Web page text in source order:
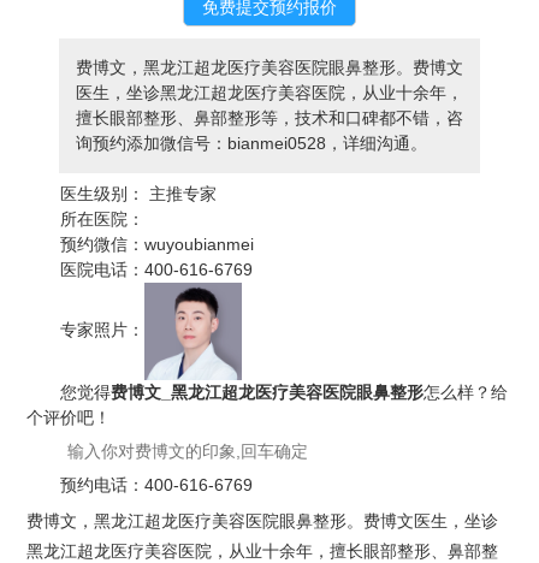
费博文，黑龙江超龙医疗美容医院眼鼻整形。费博文
医生，坐诊黑龙江超龙医疗美容医院，从业十余年，
擅长眼部整形、鼻部整形等，技术和口碑都不错，咨
询预约添加微信号：bianmei0528，详细沟通。
医生级别：
主推专家
所在医院：
预约微信：wuyoubianmei
医院电话：400-616-6769
专家照片：
您觉得费博文_黑龙江超龙医疗美容医院眼鼻整形怎么样？给
个评价吧！
预约电话：400-616-6769
费博文，黑龙江超龙医疗美容医院眼鼻整形。费博文医生，坐诊
黑龙江超龙医疗美容医院，从业十余年，擅长眼部整形、鼻部整